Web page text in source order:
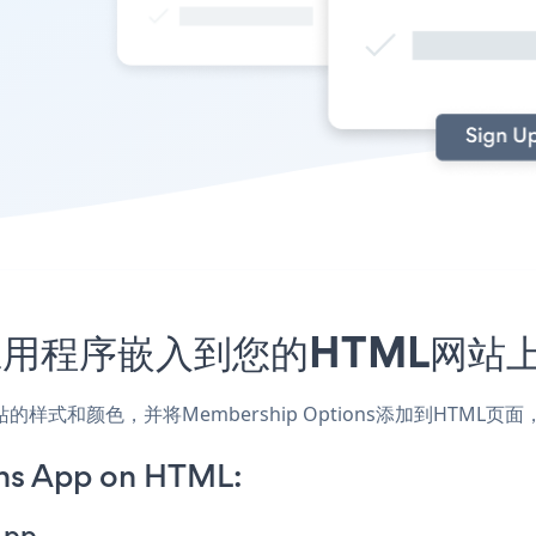
序嵌入到您的HTML网站
样式和颜色，并将Membership Options添加到HTML页面
App on HTML: